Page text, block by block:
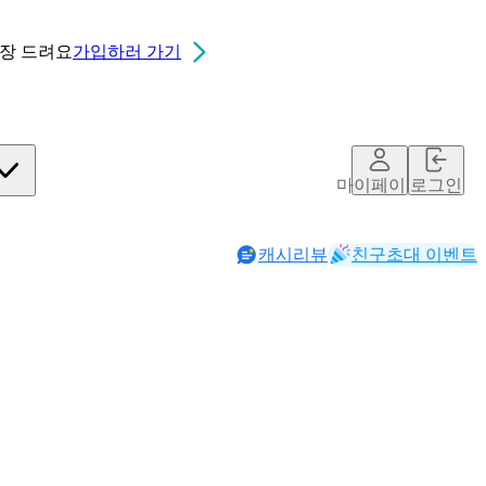
드려요가입하러 가기
마이페이지로그인
캐시리뷰 친구초대 이벤트